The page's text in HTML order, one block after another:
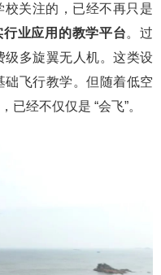
关注的，已经不再只是
行业应用的教学平台。过
多旋翼无人机。这类设
飞行教学。但随着低空
经不仅仅是 “会飞”。